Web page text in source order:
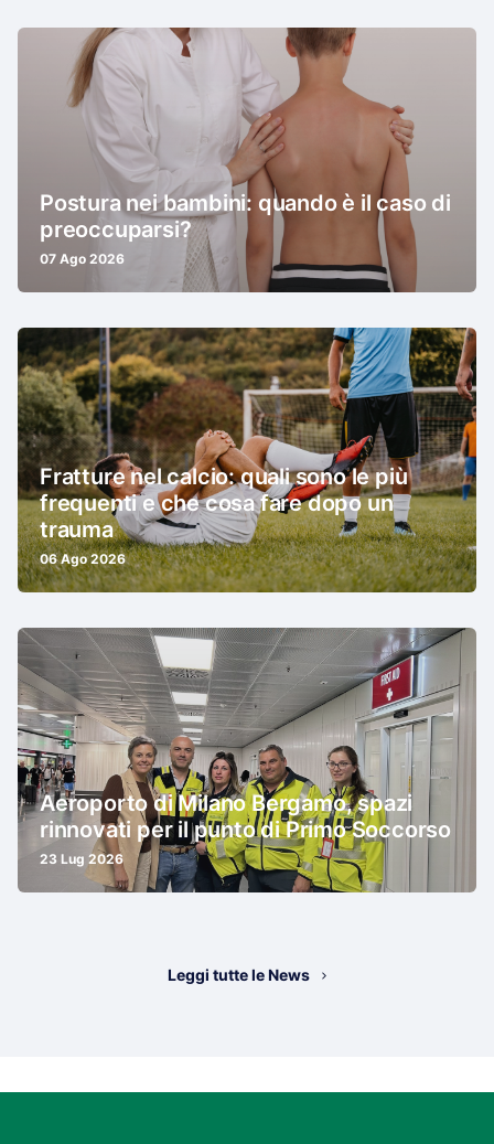
Postura nei bambini: quando è il caso di
preoccuparsi?
07 Ago 2026
Fratture nel calcio: quali sono le più
frequenti e che cosa fare dopo un
trauma
06 Ago 2026
Aeroporto di Milano Bergamo, spazi
rinnovati per il punto di Primo Soccorso
23 Lug 2026
Leggi tutte le News